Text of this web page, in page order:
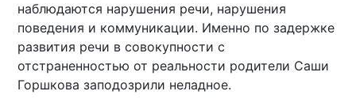
наблюдаются нарушения речи, нарушения
поведения и коммуникации. Именно по задержке
развития речи в совокупности с
отстраненностью от реальности родители Саши
Горшкова заподозрили неладное.